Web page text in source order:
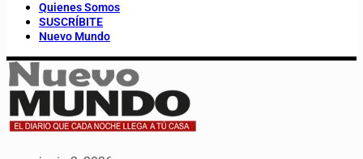
Quienes Somos
SUSCRÍBITE
Nuevo Mundo